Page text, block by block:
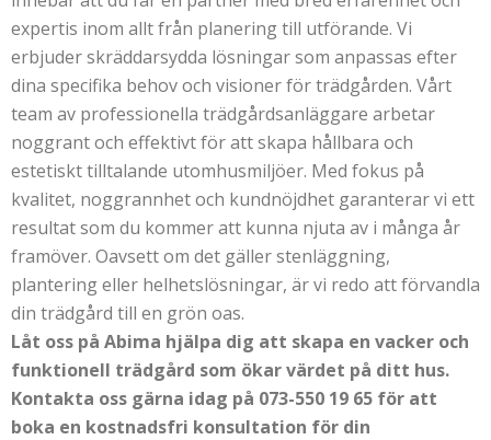
expertis inom allt från planering till utförande. Vi
erbjuder skräddarsydda lösningar som anpassas efter
dina specifika behov och visioner för trädgården. Vårt
team av professionella trädgårdsanläggare arbetar
noggrant och effektivt för att skapa hållbara och
estetiskt tilltalande utomhusmiljöer. Med fokus på
kvalitet, noggrannhet och kundnöjdhet garanterar vi ett
resultat som du kommer att kunna njuta av i många år
framöver. Oavsett om det gäller stenläggning,
plantering eller helhetslösningar, är vi redo att förvandla
din trädgård till en grön oas.
Låt oss på Abima hjälpa dig att skapa en vacker och
funktionell trädgård som ökar värdet på ditt hus.
Kontakta oss gärna idag på 073-550 19 65 för att
boka en kostnadsfri konsultation för din